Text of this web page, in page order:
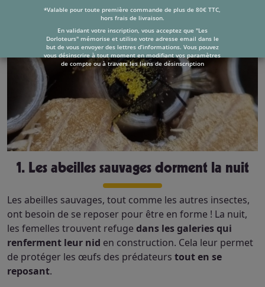
1. Les abeilles sauvages dorment la nuit
Les abeilles sauvages, tout comme les autres insectes,
ont besoin de se reposer pour être en forme ! La nuit,
les femelles trouvent refuge dans les galeries qui
renferment leur nid en construction. Cela leur permet
de protéger les œufs des prédateurs tout en se
reposant.
*Valable pour toute première commande de plus de 80€ TTC,
hors frais de livraison.
En validant votre inscription, vous acceptez que "Les
Dorloteurs" mémorise et utilise votre adresse email dans le
but de vous envoyer des lettres d’informations. Vous pouvez
vous désinscrire à tout moment en modifiant vos paramètres
de compte ou à travers les liens de désinscription